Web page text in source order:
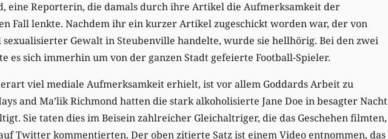
eine Reporterin, die damals durch ihre Artikel die Aufmerksamkeit der
Fall lenkte. Nachdem ihr ein kurzer Artikel zugeschickt worden war, der von
sexualisierter Gewalt in Steubenville handelte, wurde sie hellhörig. Bei den zwei
es sich immerhin um von der ganzen Stadt gefeierte Football-Spieler.
viel mediale Aufmerksamkeit erhielt, ist vor allem Goddards Arbeit zu
and Ma’lik Richmond hatten die stark alkoholisierte Jane Doe in besagter Nacht
Sie taten dies im Beisein zahlreicher Gleichaltriger, die das Geschehen filmten,
Twitter kommentierten. Der oben zitierte Satz ist einem Video entnommen, das